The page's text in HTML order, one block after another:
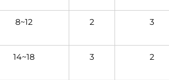
8~12 2 3
14~18 3 2